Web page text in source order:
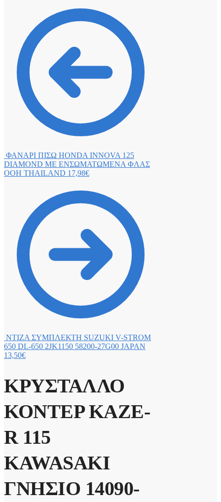
ΦΑΝΑΡΙ ΠΙΣΩ HONDA INNOVA 125
DIAMOND ΜΕ ΕΝΣΩΜΑΤΩΜΕΝΑ ΦΛΑΣ
OOH THAILAND 17,98€
ΝΤΙΖΑ ΣΥΜΠΛΕΚΤΗ SUZUKI V-STROM
650 DL-650 2JK1150 58200-27G00 JAPAN
13,50€
ΚΡΥΣΤΑΛΛΟ
ΚΟΝΤΕΡ KAZE-
R 115
KAWASAKI
ΓΝΗΣΙΟ 14090-